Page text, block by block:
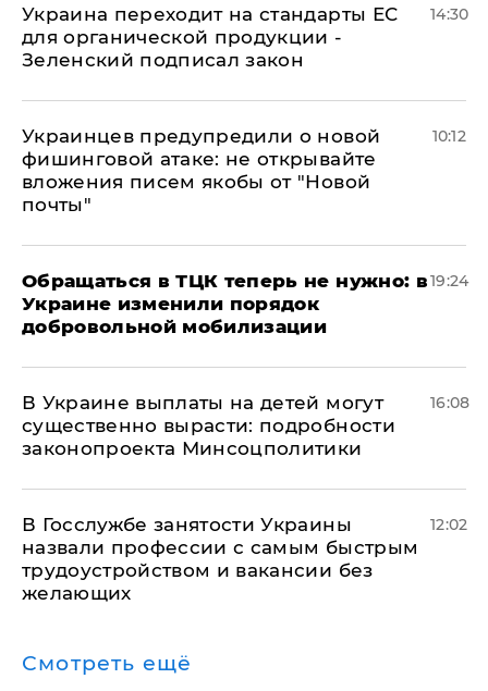
Украина переходит на стандарты ЕС
для органической продукции -
Зеленский подписал закон
14:30
Украинцев предупредили о новой
фишинговой атаке: не открывайте
вложения писем якобы от "Новой
почты"
10:12
Обращаться в ТЦК теперь не нужно: в
Украине изменили порядок
добровольной мобилизации
19:24
В Украине выплаты на детей могут
существенно вырасти: подробности
законопроекта Минсоцполитики
16:08
В Госслужбе занятости Украины
назвали профессии с самым быстрым
трудоустройством и вакансии без
желающих
12:02
Смотреть ещё